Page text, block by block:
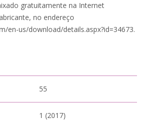
gratuitamente na Internet
no endereço
en-us/download/details.aspx?id=34673.
55
1 (2017)